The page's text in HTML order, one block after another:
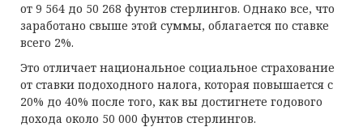
от 9 564 до 50 268 фунтов стерлингов. Однако все, что
заработано свыше этой суммы, облагается по ставке
всего 2%.
Это отличает национальное социальное страхование
от ставки подоходного налога, которая повышается с
20% до 40% после того, как вы достигнете годового
дохода около 50 000 фунтов стерлингов.